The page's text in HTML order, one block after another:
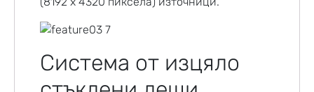
Система от изцяло